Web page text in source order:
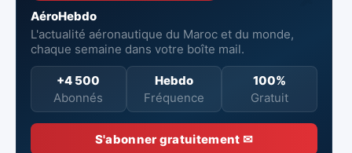
AéroHebdo
L'actualité aéronautique du Maroc et du monde,
chaque semaine dans votre boîte mail.
+4 500
Abonnés
Hebdo
Fréquence
100%
Gratuit
S'abonner gratuitement ✉